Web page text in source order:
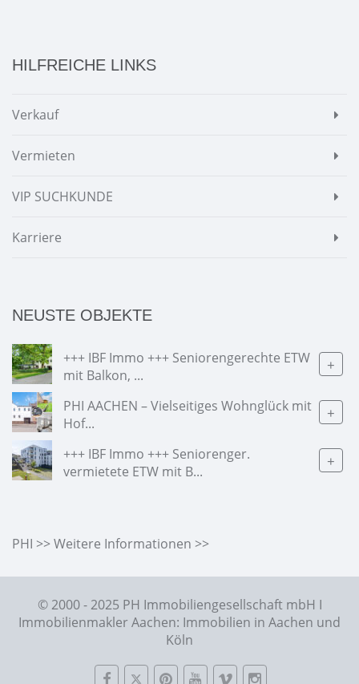
HILFREICHE LINKS
Verkauf
Vermieten
VIP SUCHKUNDE
Karriere
NEUSTE OBJEKTE
+++ IBF Immo +++ Seniorengerechte ETW
mit Balkon, ...
+
PHI AACHEN – Vielseitiges Wohnglück mit
Hof...
+
+++ IBF Immo +++ Seniorenger.
vermietete ETW mit B...
+
PHI >> Weitere Informationen >>
© 2000 - 2025 PH Immobiliengesellschaft mbH I
Immobilienmakler Aachen: Immobilien in Aachen und
Köln